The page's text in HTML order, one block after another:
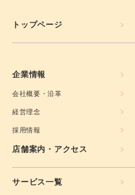
トップページ
企業情報
会社概要・沿革
経営理念
採用情報
店舗案内・アクセス
サービス一覧